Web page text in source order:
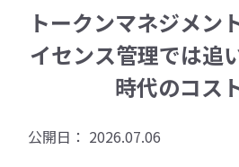
トークンマネジメン
イセンス管理では追
時代のコス
公開日： 2026.07.06